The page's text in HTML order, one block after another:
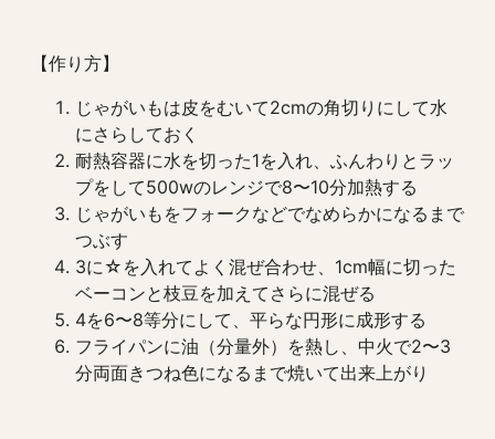
【作り方】
じゃがいもは皮をむいて2cmの角切りにして水
にさらしておく
耐熱容器に水を切った1を入れ、ふんわりとラッ
プをして500wのレンジで8〜10分加熱する
じゃがいもをフォークなどでなめらかになるまで
つぶす
3に☆を入れてよく混ぜ合わせ、1cm幅に切った
ベーコンと枝豆を加えてさらに混ぜる
4を6〜8等分にして、平らな円形に成形する
フライパンに油（分量外）を熱し、中火で2〜3
分両面きつね色になるまで焼いて出来上がり